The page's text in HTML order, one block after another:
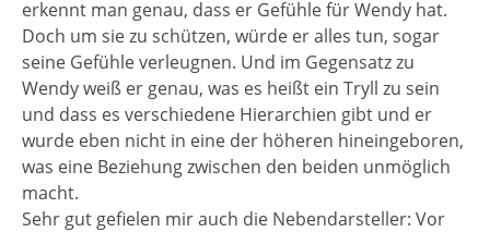
erkennt man genau, dass er Gefühle für Wendy hat.
Doch um sie zu schützen, würde er alles tun, sogar
seine Gefühle verleugnen. Und im Gegensatz zu
Wendy weiß er genau, was es heißt ein Tryll zu sein
und dass es verschiedene Hierarchien gibt und er
wurde eben nicht in eine der höheren hineingeboren,
was eine Beziehung zwischen den beiden unmöglich
macht.
Sehr gut gefielen mir auch die Nebendarsteller: Vor